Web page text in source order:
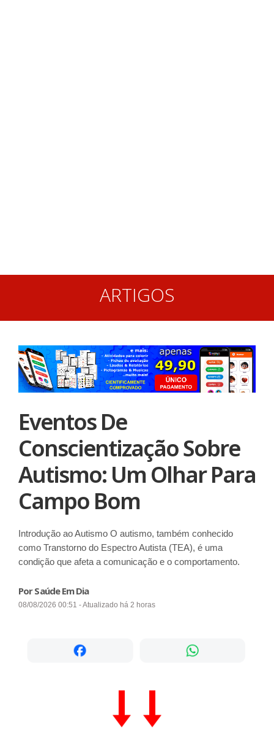
ARTIGOS
Eventos De
Conscientização Sobre
Autismo: Um Olhar Para
Campo Bom
Introdução ao Autismo O autismo, também conhecido
como Transtorno do Espectro Autista (TEA), é uma
condição que afeta a comunicação e o comportamento.
Por Saúde Em Dia
08/08/2026 00:51 - Atualizado há 2 horas